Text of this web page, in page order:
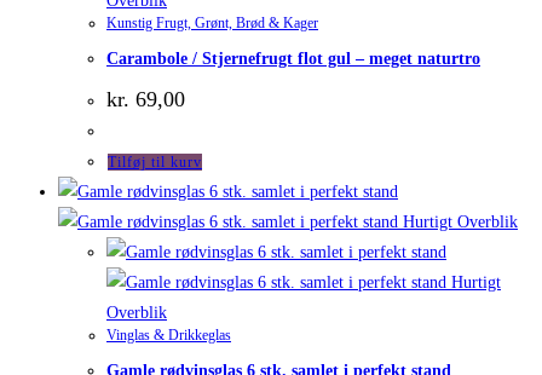
Kunstig Frugt, Grønt, Brød & Kager
Carambole / Stjernefrugt flot gul – meget naturtro
kr. 69,00
Tilføj til kurv
Hurtigt Overblik
Hurtigt
Overblik
Vinglas & Drikkeglas
Gamle rødvinsglas 6 stk. samlet i perfekt stand